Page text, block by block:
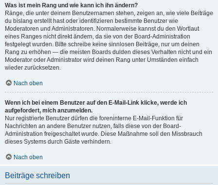
Was ist mein Rang und wie kann ich ihn ändern?
Ränge, die unter deinem Benutzernamen stehen, zeigen an, wie viele Beiträge
du bislang erstellt hast oder identifizieren bestimmte Benutzer wie
Moderatoren und Administratoren. Normalerweise kannst du den Wortlaut
eines Ranges nicht direkt ändern, da sie von der Board-Administration
festgelegt wurden. Bitte schreibe keine sinnlosen Beiträge, nur um deinen
Rang zu erhöhen — die meisten Boards dulden dieses Verhalten nicht und ein
Moderator oder Administrator wird deinen Rang unter Umständen einfach
wieder zurücksetzen.
Nach oben
Wenn ich bei einem Benutzer auf den E-Mail-Link klicke, werde ich
aufgefordert, mich anzumelden.
Nur registrierte Benutzer dürfen die foreninterne E-Mail-Funktion für
Nachrichten an andere Benutzer nutzen, falls diese von der Board-
Administration freigeschaltet wurde. Diese Maßnahme soll den Missbrauch
dieses Systems durch Gäste verhindern.
Nach oben
Beiträge schreiben